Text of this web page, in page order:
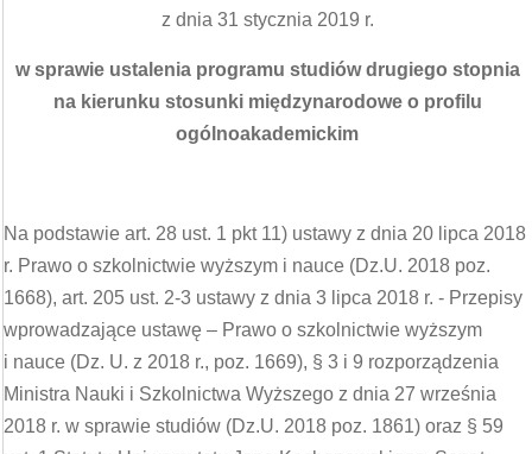
z dnia 31 stycznia 2019 r.
w sprawie ustalenia programu studiów drugiego stopnia
na kierunku stosunki międzynarodowe o profilu
ogólnoakademickim
Na podstawie art. 28 ust. 1 pkt 11) ustawy z dnia 20 lipca 2018
r. Prawo o szkolnictwie wyższym i nauce (Dz.U. 2018 poz.
1668), art. 205 ust. 2-3 ustawy z dnia 3 lipca 2018 r. - Przepisy
wprowadzające ustawę – Prawo o szkolnictwie wyższym
i nauce (Dz. U. z 2018 r., poz. 1669), § 3 i 9 rozporządzenia
Ministra Nauki i Szkolnictwa Wyższego z dnia 27 września
2018 r. w sprawie studiów (Dz.U. 2018 poz. 1861) oraz § 59